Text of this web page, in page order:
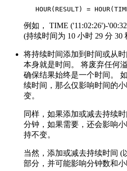
HOUR(RESULT) =
例如， TIME ('11:02:26')-
(持续时间为 10 小时 29 分 30
将持续时间添加到时间或从
本身就是时间。 将废弃任何
确保结果始终是一个时间。
续时间，那么仅影响时间的
变。
同样，如果添加或减去持续
分钟，如果需要，还会影响
持不变。
当然，添加或减去持续时间 (
部分，并可能影响分钟数和小